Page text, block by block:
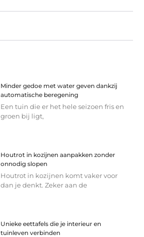
Minder gedoe met water geven dankzij
automatische beregening
Een tuin die er het hele seizoen fris en
groen bij ligt,
Houtrot in kozijnen aanpakken zonder
onnodig slopen
Houtrot in kozijnen komt vaker voor
dan je denkt. Zeker aan de
Unieke eettafels die je interieur en
tuinleven verbinden